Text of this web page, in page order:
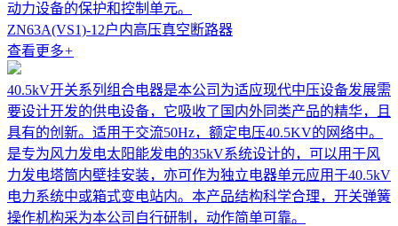
动力设备的保护和控制单元。
ZN63A(VS1)-12户内高压真空断路器
查看更多+
40.5kV开关系列组合电器是本公司为适应现代中压设备发展需
要设计开发的供电设备，它吸收了国内外同类产品的精华，且
具有的创新。适用于交流50Hz，额定电压40.5KV的网络中。
是专为风力发电太阳能发电的35kV系统设计的，可以用于风
力发电塔筒内壁挂安装，亦可作为独立电器单元应用于40.5kV
电力系统中或箱式变电站内。本产品结构科学合理，开关弹簧
操作机构采为本公司自行研制，动作简单可靠。